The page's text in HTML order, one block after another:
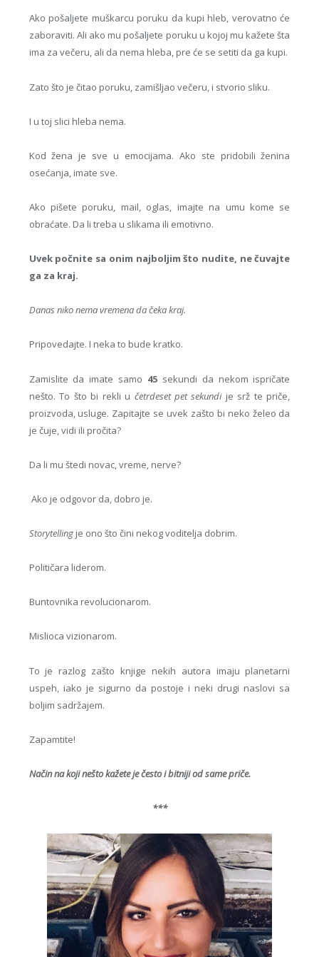
Ako pošaljete muškarcu poruku da kupi hleb, verovatno će
zaboraviti. Ali ako mu pošaljete poruku u kojoj mu kažete šta
ima za večeru, ali da nema hleba, pre će se setiti da ga kupi.
Zato što je čitao poruku, zamišljao večeru, i stvorio sliku.
I u toj slici hleba nema.
Kod žena je sve u emocijama. Ako ste pridobili ženina
osećanja, imate sve.
Ako pišete poruku, mail, oglas, imajte na umu kome se
obraćate. Da li treba u slikama ili emotivno.
Uvek počnite sa onim najboljim što nudite, ne čuvajte
ga za kraj.
Danas niko nema vremena da čeka kraj.
Pripovedajte. I neka to bude kratko.
Zamislite da imate samo 45 sekundi da nekom ispričate
nešto. To što bi rekli u četrdeset pet sekundije srž te priče,
proizvoda, usluge. Zapitajte se uvek zašto bi neko želeo da
je čuje, vidi ili pročita?
Da li mu štedi novac, vreme, nerve?
Ako je odgovor da, dobro je.
Storytellingje ono što čini nekog voditelja dobrim.
Političara liderom.
Buntovnika revolucionarom.
Mislioca vizionarom.
To je razlog zašto knjige nekih autora imaju planetarni
uspeh, iako je sigurno da postoje i neki drugi naslovi sa
boljim sadržajem.
Zapamtite!
Način na koji nešto kažete je često i bitniji od same priče.
***